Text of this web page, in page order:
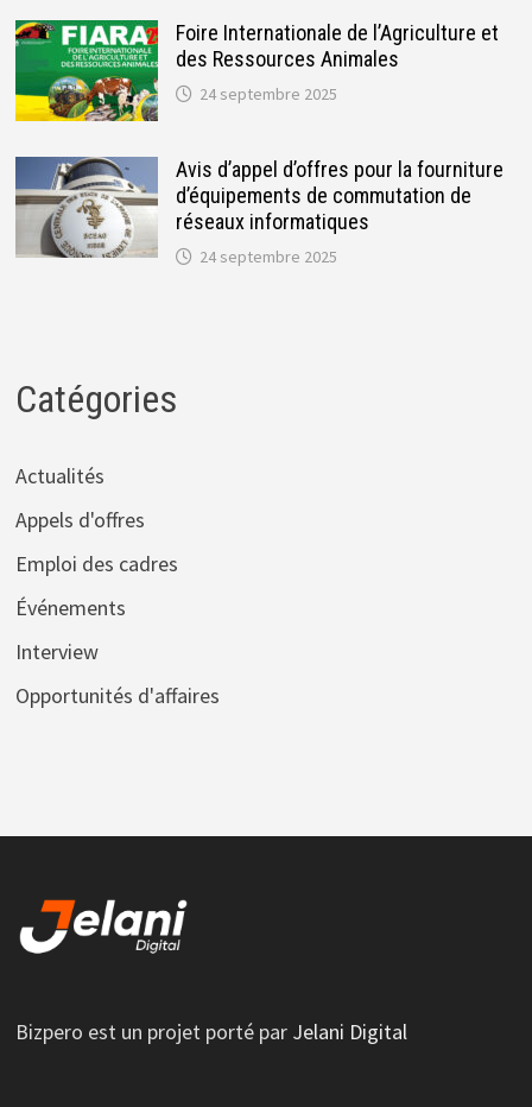
Foire Internationale de l’Agriculture et
des Ressources Animales
24 septembre 2025
Avis d’appel d’offres pour la fourniture
d’équipements de commutation de
réseaux informatiques
24 septembre 2025
Catégories
Actualités
Appels d'offres
Emploi des cadres
Événements
Interview
Opportunités d'affaires
Bizpero est un projet porté par Jelani Digital